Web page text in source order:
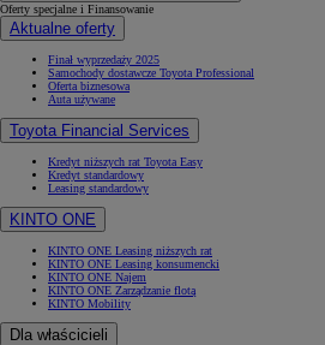
Oferty specjalne i Finansowanie
Aktualne oferty
Finał wyprzedaży 2025
Samochody dostawcze Toyota Professional
Oferta biznesowa
Auta używane
Toyota Financial Services
Kredyt niższych rat Toyota Easy
Kredyt standardowy
Leasing standardowy
KINTO ONE
KINTO ONE Leasing niższych rat
KINTO ONE Leasing konsumencki
KINTO ONE Najem
KINTO ONE Zarządzanie flotą
KINTO Mobility
Dla właścicieli